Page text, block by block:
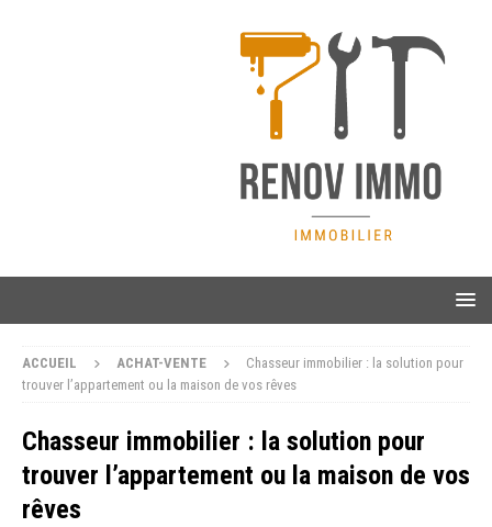
ACCUEIL ACHAT-VENTE
Chasseur immobilier : la solution pour
trouver l’appartement ou la maison de vos rêves
Chasseur immobilier : la solution pour
trouver l’appartement ou la maison de vos
rêves